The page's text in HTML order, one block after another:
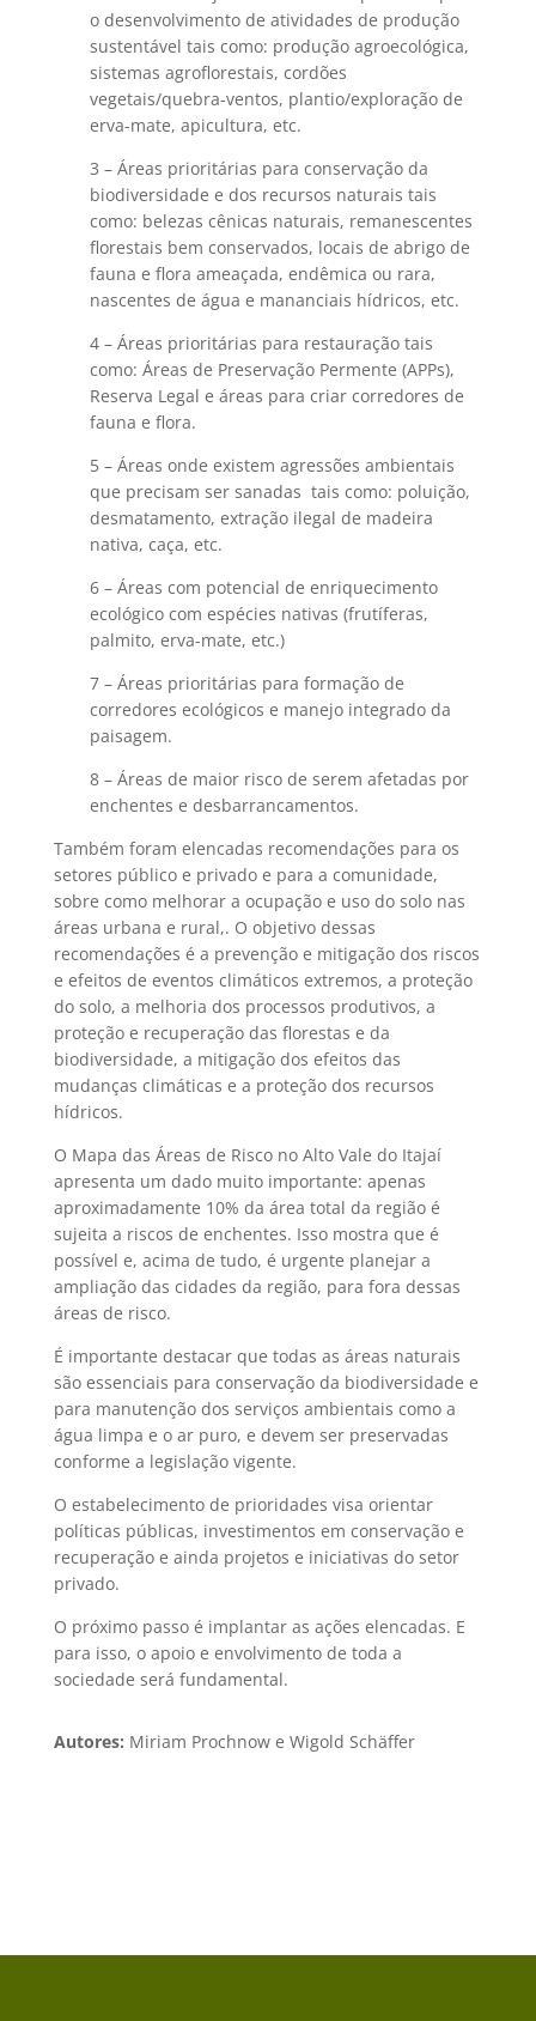
o desenvolvimento de atividades de produção
sustentável tais como: produção agroecológica,
sistemas agroflorestais, cordões
vegetais/quebra-ventos, plantio/exploração de
erva-mate, apicultura, etc.
3 – Áreas prioritárias para conservação da
biodiversidade e dos recursos naturais tais
como: belezas cênicas naturais, remanescentes
florestais bem conservados, locais de abrigo de
fauna e flora ameaçada, endêmica ou rara,
nascentes de água e mananciais hídricos, etc.
4 – Áreas prioritárias para restauração tais
como: Áreas de Preservação Permente (APPs),
Reserva Legal e áreas para criar corredores de
fauna e flora.
5 – Áreas onde existem agressões ambientais
que precisam ser sanadas tais como: poluição,
desmatamento, extração ilegal de madeira
nativa, caça, etc.
6 – Áreas com potencial de enriquecimento
ecológico com espécies nativas (frutíferas,
palmito, erva-mate, etc.)
7 – Áreas prioritárias para formação de
corredores ecológicos e manejo integrado da
paisagem.
8 – Áreas de maior risco de serem afetadas por
enchentes e desbarrancamentos.
Também foram elencadas recomendações para os
setores público e privado e para a comunidade,
sobre como melhorar a ocupação e uso do solo nas
áreas urbana e rural,. O objetivo dessas
recomendações é a prevenção e mitigação dos riscos
e efeitos de eventos climáticos extremos, a proteção
do solo, a melhoria dos processos produtivos, a
proteção e recuperação das florestas e da
biodiversidade, a mitigação dos efeitos das
mudanças climáticas e a proteção dos recursos
hídricos.
O Mapa das Áreas de Risco no Alto Vale do Itajaí
apresenta um dado muito importante: apenas
aproximadamente 10% da área total da região é
sujeita a riscos de enchentes. Isso mostra que é
possível e, acima de tudo, é urgente planejar a
ampliação das cidades da região, para fora dessas
áreas de risco.
É importante destacar que todas as áreas naturais
são essenciais para conservação da biodiversidade e
para manutenção dos serviços ambientais como a
água limpa e o ar puro, e devem ser preservadas
conforme a legislação vigente.
O estabelecimento de prioridades visa orientar
políticas públicas, investimentos em conservação e
recuperação e ainda projetos e iniciativas do setor
privado.
O próximo passo é implantar as ações elencadas. E
para isso, o apoio e envolvimento de toda a
sociedade será fundamental.
Autores: Miriam Prochnow e Wigold Schäffer